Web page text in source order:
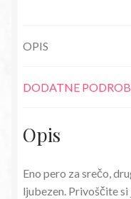
OPIS
DODATNE
Opis
Eno pero za srečo,
ljubezen. Privoščite si